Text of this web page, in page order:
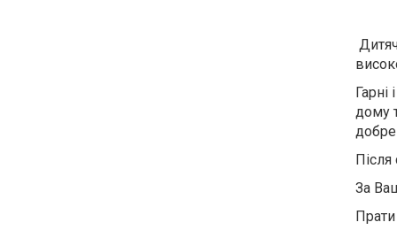
дому
добре
Після
За